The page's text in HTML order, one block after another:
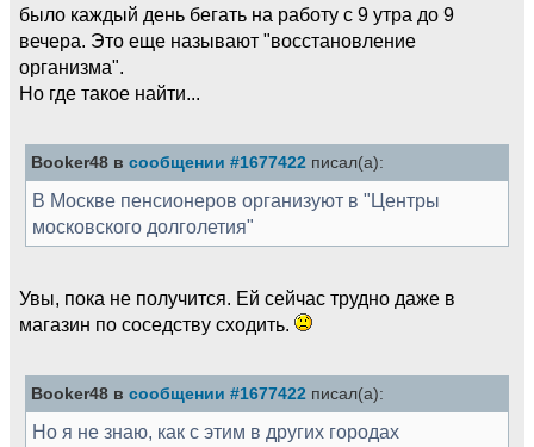
было каждый день бегать на работу с 9 утра до 9
вечера. Это еще называют "восстановление
организма".
Но где такое найти...
Booker48 в сообщении #1677422 писал(а):
В Москве пенсионеров организуют в "Центры
московского долголетия"
Увы, пока не получится. Ей сейчас трудно даже в
магазин по соседству сходить.
Booker48 в сообщении #1677422 писал(а):
Но я не знаю, как с этим в других городах